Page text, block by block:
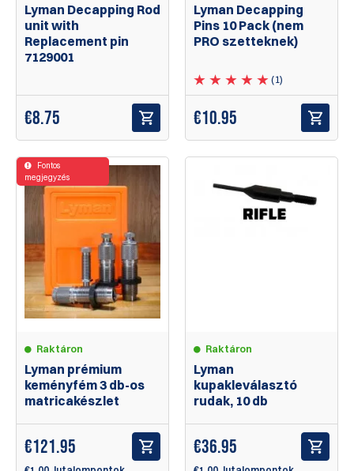
Lyman Decapping Rod
unit with
Replacement pin
7129001
€8.75
Lyman Decapping
Pins 10 Pack (nem
PRO szetteknek)
(1)
€10.95
Raktáron
Lyman prémium
keményfém 3 db-os
matricakészlet
Fontos
megjegyzés
€121.95
Raktáron
Lyman
kupakleválasztó
rudak, 10 db
€36.95